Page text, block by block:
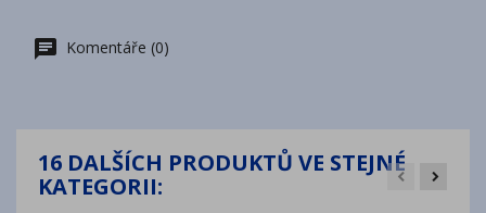
Komentáře (0)
16 DALŠÍCH PRODUKTŮ VE STEJNÉ
KATEGORII: